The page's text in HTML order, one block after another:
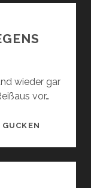
wieder gar
vor…